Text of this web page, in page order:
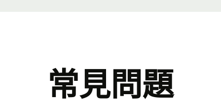
常見問題